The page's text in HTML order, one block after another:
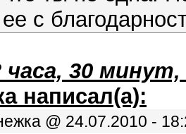
ее с
часа, 30 минут,
написал(а):
@ 24.07.2010 -